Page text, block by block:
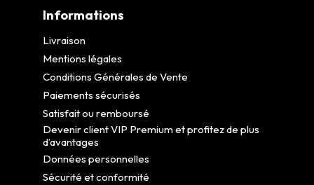
Informations
Livraison
Mentions légales
Conditions Générales de Vente
Paiements sécurisés
Satisfait ou remboursé
Devenir client VIP Premium et profitez de plus
d’avantages
Données personnelles
Sécurité et conformité